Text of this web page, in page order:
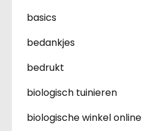
basics
bedankjes
bedrukt
biologisch tuinieren
biologische winkel online